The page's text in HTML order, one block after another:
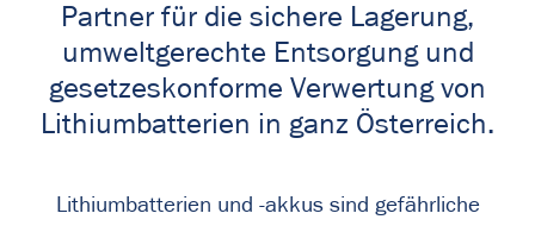
Partner für die sichere Lagerung,
umweltgerechte Entsorgung und
gesetzeskonforme Verwertung von
Lithiumbatterien in ganz Österreich.
Lithiumbatterien und -akkus sind gefährliche